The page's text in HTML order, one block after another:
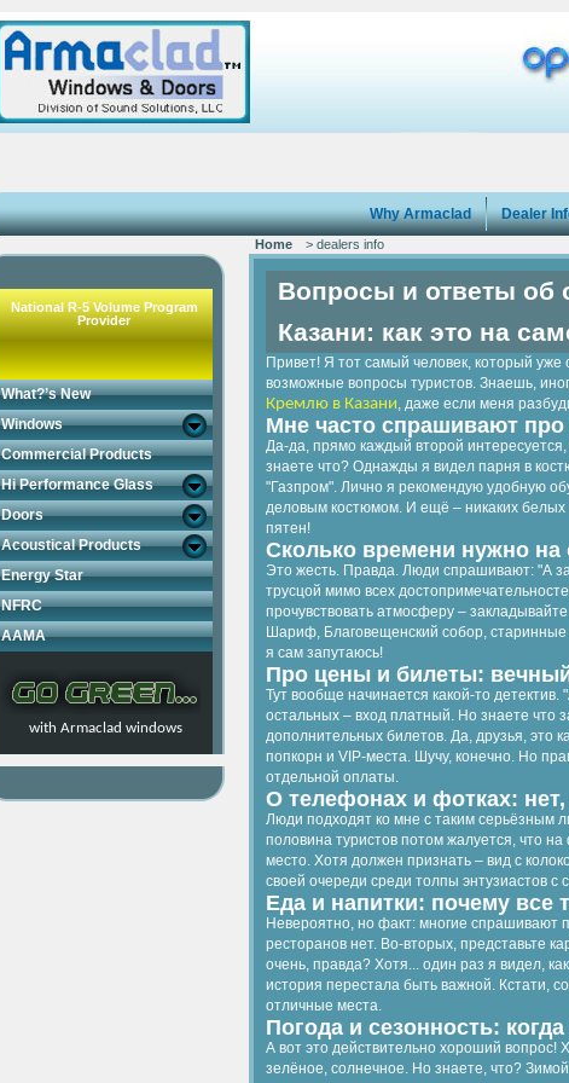
Why Armaclad Dealer
Home > dealers info
Вопросы и ответы об
Казани: как это на
Привет! Я тот самый человек, который
возможные вопросы туристов. Знаешь,
Кремлю в Казани, даже если меня
Мне часто спрашивают
Да-да, прямо каждый второй интересуется,
знаете что? Однажды я видел парня в
"Газпром". Лично я рекомендую удобную
деловым костюмом. И ещё – никаких белых
пятен!
Сколько времени нужно на
Это жесть. Правда. Люди спрашивают: "А
трусцой мимо всех
прочувствовать атмосферу –
Шариф, Благовещенский собор,
я сам запутаюсь!
Про цены и билеты:
Тут вообще начинается какой-то
остальных – вход платный. Но знаете что
дополнительных билетов. Да, друзья, это
попкорн и VIP-места. Шучу, конечно. Но
отдельной оплаты.
О телефонах и фотках:
Люди подходят ко мне с таким серьёзным
половина туристов потом жалуется, что
место. Хотя должен признать – вид с
своей очереди среди толпы энтузиастов с
Еда и напитки: почему все
Невероятно, но факт: многие спрашивают
ресторанов нет. Во-вторых, представьте
очень, правда? Хотя... один раз я видел,
история перестала быть важной. Кстати,
отличные места.
Погода и сезонность:
А вот это действительно хороший вопрос!
зелёное, солнечное. Но знаете, что?
National R-5 Volume Program
Provider
What?’s New
Windows
Commercial Products
Hi Performance Glass
Doors
Acoustical Products
Energy Star
NFRC
AAMA
with Armaclad windows